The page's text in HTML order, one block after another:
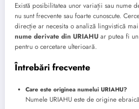
Există posibilitatea unor variații sau nume
nu sunt frecvente sau foarte cunoscute.
direcție ar necesita o analiză lingvistică
nume derivate din URIAHU ar putea fi
pentru o cercetare ulterioară.
Întrebări frecvente
Care este originea numelui URIAHU?
Numele URIAHU este de origine